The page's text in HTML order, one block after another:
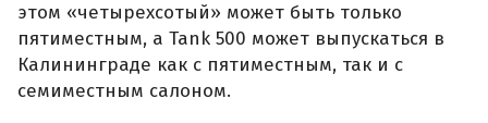
этом «четырехсотый» может быть только
пятиместным, а Tank 500 может выпускаться в
Калининграде как с пятиместным, так и с
семиместным салоном.